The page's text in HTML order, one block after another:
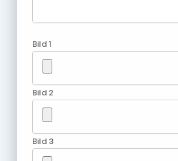
Bild 1
Bild 2
Bild 3